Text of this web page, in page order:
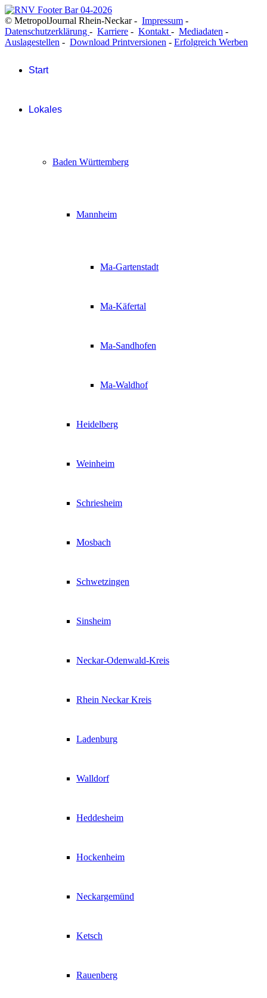
© MetropolJournal Rhein-Neckar - Impressum -
Datenschutzerklärung - Karriere - Kontakt - Mediadaten -
Auslagestellen - Download Printversionen - Erfolgreich Werben
Start
Lokales
Baden Württemberg
Mannheim
Ma-Gartenstadt
Ma-Käfertal
Ma-Sandhofen
Ma-Waldhof
Heidelberg
Weinheim
Schriesheim
Mosbach
Schwetzingen
Sinsheim
Neckar-Odenwald-Kreis
Rhein Neckar Kreis
Ladenburg
Walldorf
Heddesheim
Hockenheim
Neckargemünd
Ketsch
Rauenberg